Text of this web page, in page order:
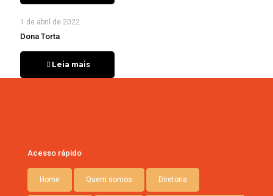
1 de abril de 2022
Dona Torta
Leia mais
Acesso rápido
Home Quem somos Diretoria